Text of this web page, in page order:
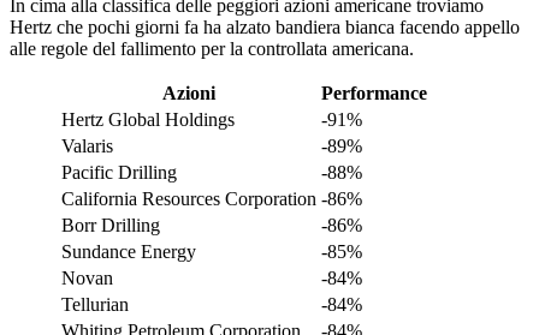
In cima alla classifica delle peggiori azioni americane troviamo
Hertz che pochi giorni fa ha alzato bandiera bianca facendo appello
alle regole del fallimento per la controllata americana.
Azioni
Performance
Hertz Global Holdings
-91%
Valaris
-89%
Pacific Drilling
-88%
California Resources Corporation -86%
Borr Drilling
-86%
Sundance Energy
-85%
Novan
-84%
Tellurian
-84%
Whiting Petroleum Corporation
-84%